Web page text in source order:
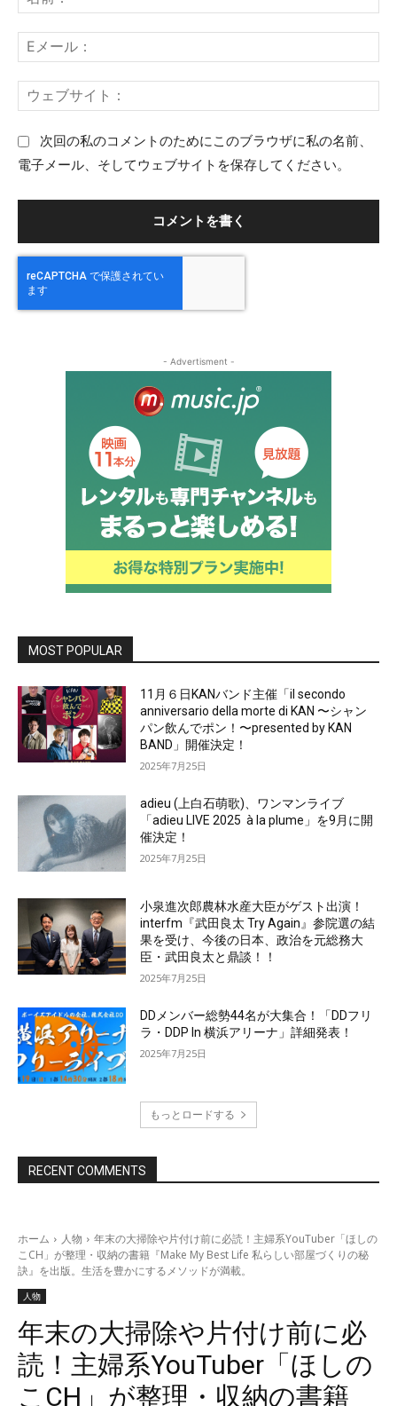
ト
：
前
メ
ル
ェ
次回の私のコメントのためにこのブラウザに私の名前、
電子メール、そしてウェブサイトを保存してください。
- Advertisment -
MOST POPULAR
11月６日KANバンド主催「il secondo
anniversario della morte di KAN 〜シャン
パン飲んでポン！〜presented by KAN
BAND」開催決定！
2025年7月25日
adieu (上白石萌歌)、ワンマンライブ
「adieu LIVE 2025 à la plume」を9月に開
催決定！
2025年7月25日
小泉進次郎農林水産大臣がゲスト出演！
interfm『武田良太 Try Again』参院選の結
果を受け、今後の日本、政治を元総務大
臣・武田良太と鼎談！！
2025年7月25日
DDメンバー総勢44名が大集合！「DDフリ
ラ・DDP In 横浜アリーナ」詳細発表！
2025年7月25日
もっとロードする
RECENT COMMENTS